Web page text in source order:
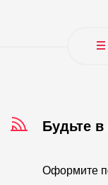
Будьте
Оформите